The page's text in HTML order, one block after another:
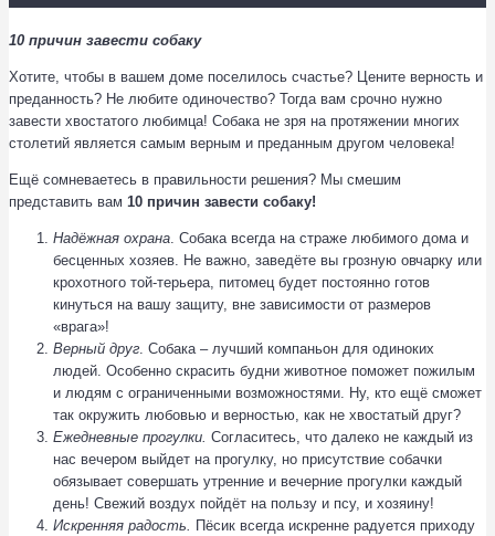
10 причин завести собаку
Хотите, чтобы в вашем доме поселилось счастье? Цените верность и
преданность? Не любите одиночество? Тогда вам срочно нужно
завести хвостатого любимца! Собака не зря на протяжении многих
столетий является самым верным и преданным другом человека!
Ещё сомневаетесь в правильности решения? Мы смешим
представить вам 10 причин завести собаку!
Надёжная охрана. Собака всегда на страже любимого дома и
бесценных хозяев. Не важно, заведёте вы грозную овчарку или
крохотного той-терьера, питомец будет постоянно готов
кинуться на вашу защиту, вне зависимости от размеров
«врага»!
Верный друг. Собака – лучший компаньон для одиноких
людей. Особенно скрасить будни животное поможет пожилым
и людям с ограниченными возможностями. Ну, кто ещё сможет
так окружить любовью и верностью, как не хвостатый друг?
Ежедневные прогулки. Согласитесь, что далеко не каждый из
нас вечером выйдет на прогулку, но присутствие собачки
обязывает совершать утренние и вечерние прогулки каждый
день! Свежий воздух пойдёт на пользу и псу, и хозяину!
Искренняя радость. Пёсик всегда искренне радуется приходу